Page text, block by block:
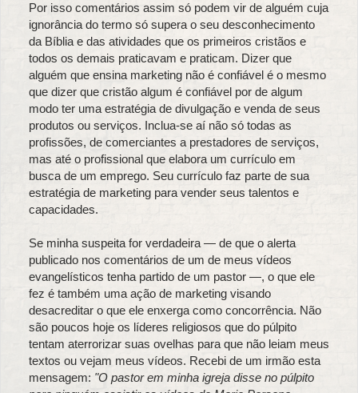
Por isso comentários assim só podem vir de alguém cuja
ignorância do termo só supera o seu desconhecimento
da Bíblia e das atividades que os primeiros cristãos e
todos os demais praticavam e praticam. Dizer que
alguém que ensina marketing não é confiável é o mesmo
que dizer que cristão algum é confiável por de algum
modo ter uma estratégia de divulgação e venda de seus
produtos ou serviços. Inclua-se aí não só todas as
profissões, de comerciantes a prestadores de serviços,
mas até o profissional que elabora um currículo em
busca de um emprego. Seu currículo faz parte de sua
estratégia de marketing para vender seus talentos e
capacidades.
Se minha suspeita for verdadeira — de que o alerta
publicado nos comentários de um de meus vídeos
evangelísticos tenha partido de um pastor —, o que ele
fez é também uma ação de marketing visando
desacreditar o que ele enxerga como concorrência. Não
são poucos hoje os líderes religiosos que do púlpito
tentam aterrorizar suas ovelhas para que não leiam meus
textos ou vejam meus vídeos. Recebi de um irmão esta
mensagem: "O pastor em minha igreja disse no púlpito